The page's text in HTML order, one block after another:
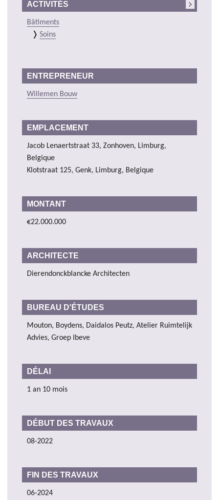
ACTIVITÉS
Bâtiments
Soins
ENTREPRENEUR
Willemen Bouw
EMPLACEMENT
Jacob Lenaertstraat 33, Zonhoven, Limburg,
Belgique
Klotstraat 125, Genk, Limburg, Belgique
MONTANT
€22.000.000
ARCHITECTE
Dierendonckblancke Architecten
BUREAU D'ÉTUDES
Mouton, Boydens, Daidalos Peutz, Atelier Ruimtelijk
Advies, Groep Ibeve
DÉLAI
1 an 10 mois
DÉBUT DES TRAVAUX
08-2022
FIN DES TRAVAUX
06-2024